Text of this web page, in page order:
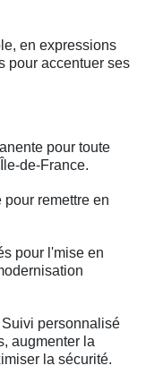
en expressions
pour accentuer ses
pour toute
de-France.
remettre en
pour l'mise en
Suivi personnalisé
augmenter la
la sécurité.